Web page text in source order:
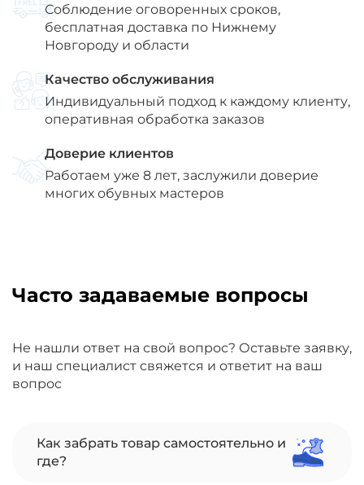
Соблюдение оговоренных сроков,
бесплатная доставка по Нижнему
Новгороду и области
Качество обслуживания
Индивидуальный подход к каждому клиенту,
оперативная обработка заказов
Доверие клиентов
Работаем уже 8 лет, заслужили доверие
многих обувных мастеров
Часто задаваемые вопросы
Не нашли ответ на свой вопрос? Оставьте заявку,
и наш специалист свяжется и ответит на ваш
вопрос
Как забрать товар самостоятельно и
где?